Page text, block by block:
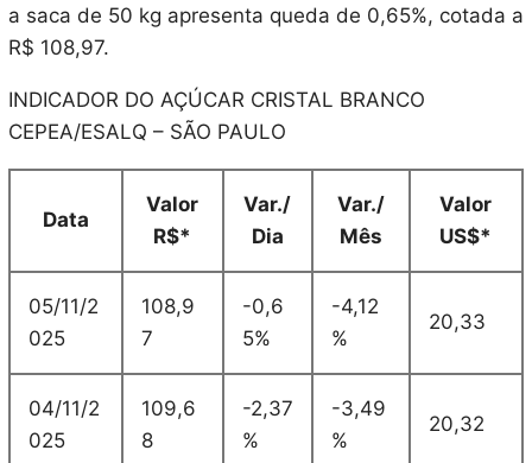
a saca de 50 kg apresenta queda de 0,65%, cotada a
R$ 108,97.
INDICADOR DO AÇÚCAR CRISTAL BRANCO
CEPEA/ESALQ – SÃO PAULO
Data
Valor
R$*
Var./
Dia
Var./
Mês
Valor
US$*
05/11/2
025
108,9
7
-0,6
5%
-4,12
%
20,33
04/11/2
025
109,6
8
-2,37
%
-3,49
%
20,32